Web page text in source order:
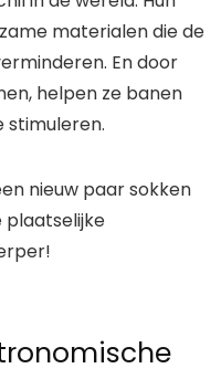
materialen die de
En door
helpen ze banen
stimuleren.
nieuw paar sokken
plaatselijke